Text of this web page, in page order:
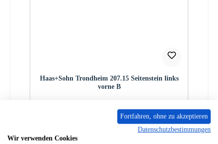
Haas+Sohn Trondheim 207.15 Seitenstein links
vorne B
Regulärer Preis:
55,56 €
Sofort verfügbar, Lieferzeit: 2-4 Tage
Fortfahren, ohne zu akzeptieren
Datenschutzbestimmungen
Wir verwenden Cookies